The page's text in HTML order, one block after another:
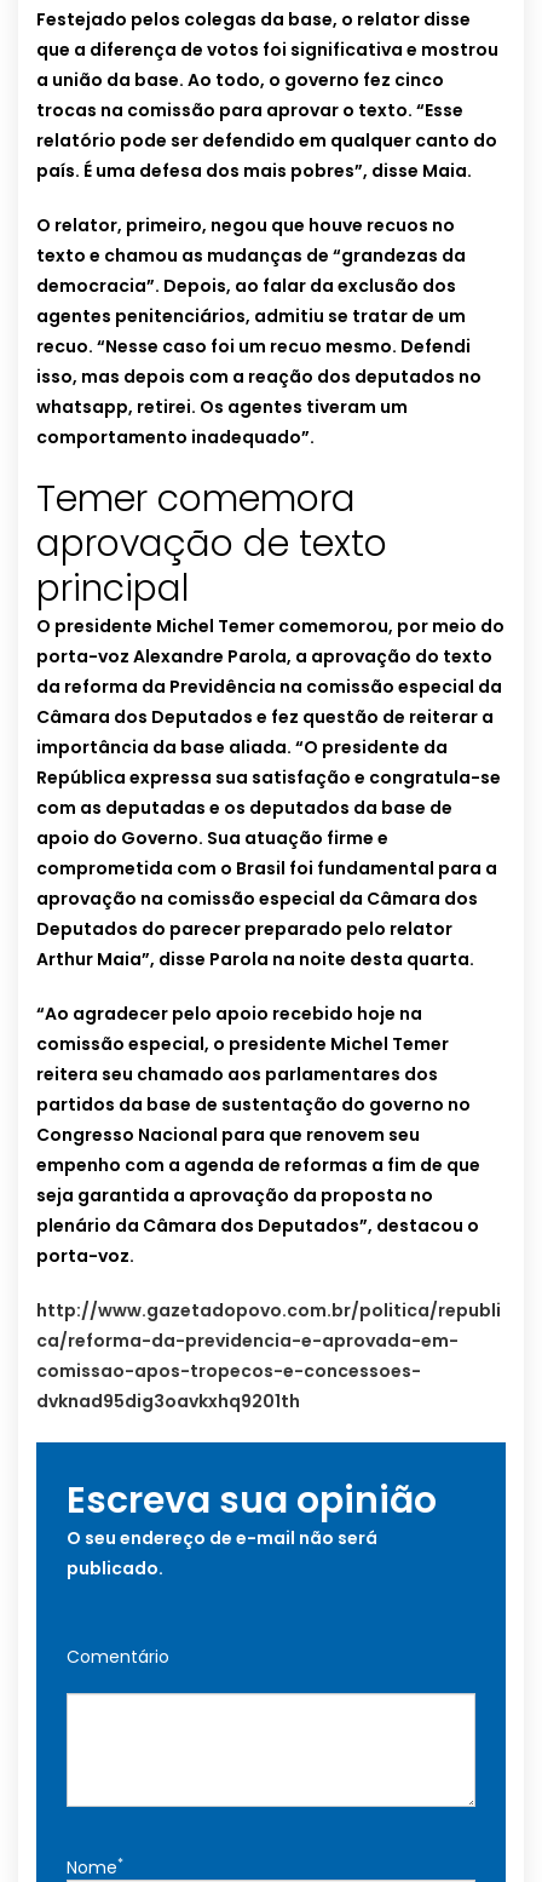
Festejado pelos colegas da base, o relator disse
que a diferença de votos foi significativa e mostrou
a união da base. Ao todo, o governo fez cinco
trocas na comissão para aprovar o texto. “Esse
relatório pode ser defendido em qualquer canto do
país. É uma defesa dos mais pobres”, disse Maia.
O relator, primeiro, negou que houve recuos no
texto e chamou as mudanças de “grandezas da
democracia”. Depois, ao falar da exclusão dos
agentes penitenciários, admitiu se tratar de um
recuo. “Nesse caso foi um recuo mesmo. Defendi
isso, mas depois com a reação dos deputados no
whatsapp, retirei. Os agentes tiveram um
comportamento inadequado”.
Temer comemora
aprovação de texto
principal
O presidente Michel Temer comemorou, por meio do
porta-voz Alexandre Parola, a aprovação do texto
da reforma da Previdência na comissão especial da
Câmara dos Deputados e fez questão de reiterar a
importância da base aliada. “O presidente da
República expressa sua satisfação e congratula-se
com as deputadas e os deputados da base de
apoio do Governo. Sua atuação firme e
comprometida com o Brasil foi fundamental para a
aprovação na comissão especial da Câmara dos
Deputados do parecer preparado pelo relator
Arthur Maia”, disse Parola na noite desta quarta.
“Ao agradecer pelo apoio recebido hoje na
comissão especial, o presidente Michel Temer
reitera seu chamado aos parlamentares dos
partidos da base de sustentação do governo no
Congresso Nacional para que renovem seu
empenho com a agenda de reformas a fim de que
seja garantida a aprovação da proposta no
plenário da Câmara dos Deputados”, destacou o
porta-voz.
http://www.gazetadopovo.com.br/politica/republi
ca/reforma-da-previdencia-e-aprovada-em-
comissao-apos-tropecos-e-concessoes-
dvknad95dig3oavkxhq9201th
Escreva sua opinião
O seu endereço de e-mail não será
publicado.
Comentário
Nome*